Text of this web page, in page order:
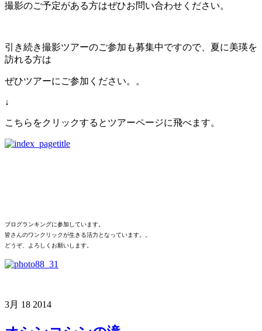
撮影のご予定がある方はぜひお問い合わせください。
引き続き撮影ツアーのご参加も募集中ですので、夏に美瑛を
訪れる方は
ぜひツアーにご参加ください。。
↓
こちらをクリックするとツアーページに飛べます。
ブログランキングに参加しています。
皆さんのワンクリックが生きる活力となっています。。
どうぞ、よろしくお願いします。
3月 18 2014